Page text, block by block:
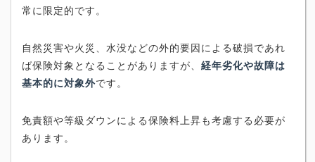
常に限定的です。
自然災害や火災、水没などの外的要因による破損であれ
ば保険対象となることがありますが、 経年劣化や故障は
基本的に対象外です。
免責額や等級ダウンによる保険料上昇も考慮する必要が
あります。